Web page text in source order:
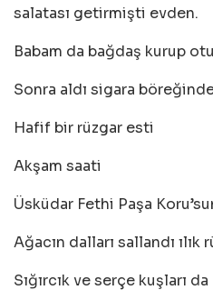
salatası getirmişti evden.
Babam da bağdaş kurup
Sonra aldı sigara
Hafif bir rüzgar esti
Akşam saati
Üsküdar Fethi Paşa
Ağacın dalları sallandı ılık
Sığırcık ve serçe kuşları da